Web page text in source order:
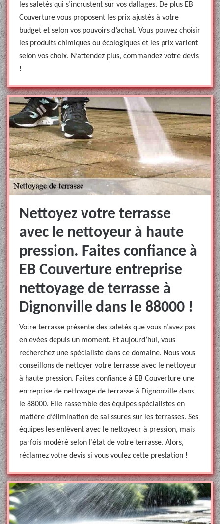
les saletés qui s’incrustent sur vos dallages. De plus EB
Couverture vous proposent les prix ajustés à votre
budget et selon vos pouvoirs d’achat. Vous pouvez choisir
les produits chimiques ou écologiques et les prix varient
selon vos choix. N’attendez plus, commandez votre devis
!
Nettoyez votre terrasse
avec le nettoyeur à haute
pression. Faites confiance à
EB Couverture entreprise
nettoyage de terrasse à
Dignonville dans le 88000 !
Votre terrasse présente des saletés que vous n’avez pas
enlevées depuis un moment. Et aujourd’hui, vous
recherchez une spécialiste dans ce domaine. Nous vous
conseillons de nettoyer votre terrasse avec le nettoyeur
à haute pression. Faites confiance à EB Couverture une
entreprise de nettoyage de terrasse à Dignonville dans
le 88000. Elle rassemble des équipes spécialistes en
matière d’élimination de salissures sur les terrasses. Ses
équipes les enlèvent avec le nettoyeur à pression, mais
parfois modéré selon l’état de votre terrasse. Alors,
réclamez votre devis si vous voulez cette prestation !